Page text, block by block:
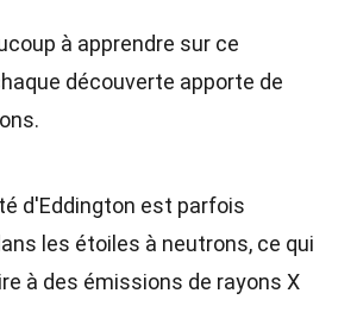
à apprendre sur ce
découverte apporte de
d'Eddington est parfois
les étoiles à neutrons, ce qui
à des émissions de rayons X